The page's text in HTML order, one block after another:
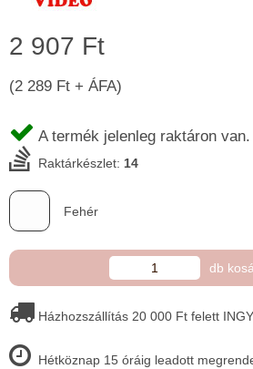
2 907 Ft
(2 289 Ft + ÁFA)
A termék jelenleg raktáron van.
Raktárkészlet: 14
Fehér
db
Házhozszállítás 20 000 Ft felett
Hétköznap 15 óráig leadott